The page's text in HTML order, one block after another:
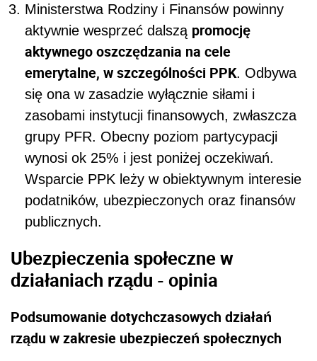
Ministerstwa Rodziny i Finansów powinny
aktywnie wesprzeć dalszą promocję
aktywnego oszczędzania na cele
emerytalne, w szczególności PPK. Odbywa
się ona w zasadzie wyłącznie siłami i
zasobami instytucji finansowych, zwłaszcza
grupy PFR. Obecny poziom partycypacji
wynosi ok 25% i jest poniżej oczekiwań.
Wsparcie PPK leży w obiektywnym interesie
podatników, ubezpieczonych oraz finansów
publicznych.
Ubezpieczenia społeczne w
działaniach rządu - opinia
Podsumowanie dotychczasowych działań
rządu w zakresie ubezpieczeń społecznych